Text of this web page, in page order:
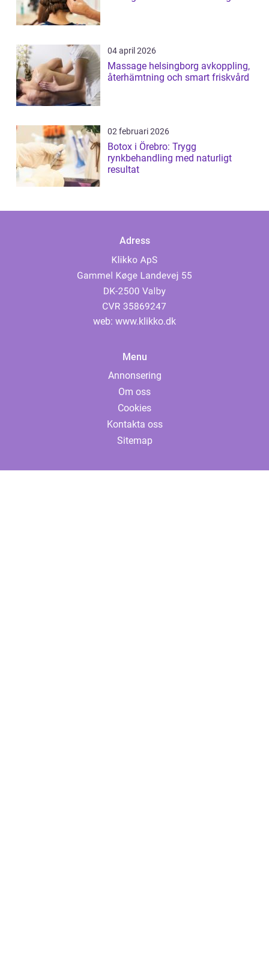
04 april 2026
Massage helsingborg avkoppling,
återhämtning och smart friskvård
02 februari 2026
Botox i Örebro: Trygg
rynkbehandling med naturligt
resultat
Adress
web: www.klikko.dk
Menu
Annonsering
Om oss
Cookies
Kontakta oss
Sitemap